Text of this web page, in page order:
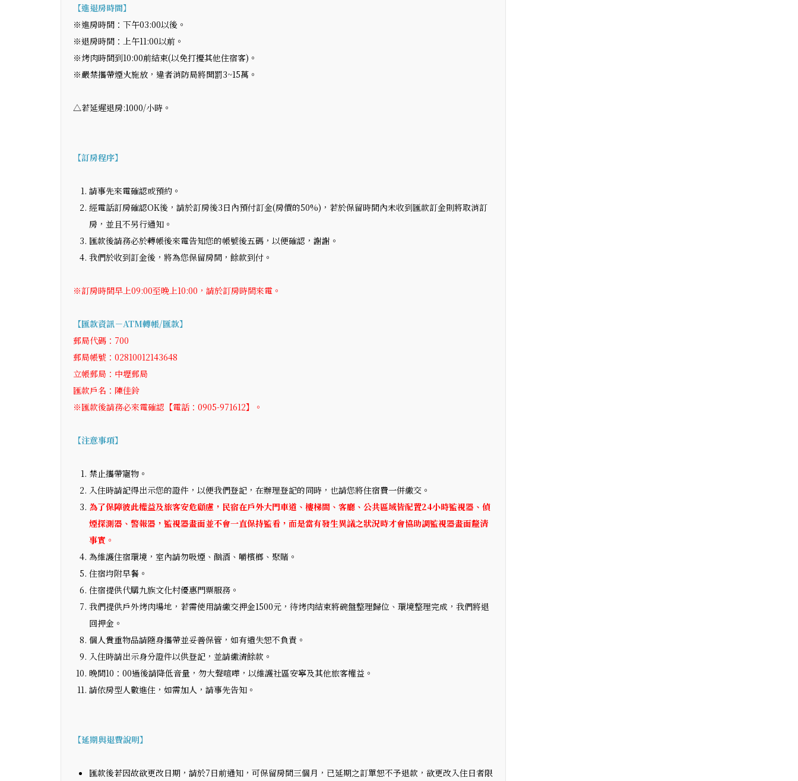
【進退房時間】
※進房時間：下午03:00以後。
※退房時間：上午11:00以前。
​※烤肉時間到10:00前結束(以免打擾其他住宿客)。
※嚴禁攜帶煙火施放，違者消防局將開罰3~15萬。
△若延遲退房:1000/小時。
【訂房程序】
請事先來電確認或預約。
經電話訂房確認OK後，請於訂房後3日內預付訂金(房價的50%)，若於保留時間內未收到匯款訂金則將取消訂
房，並且不另行通知。
匯款後請務必於轉帳後來電告知您的帳號後五碼，以便確認，謝謝。
我們於收到訂金後，將為您保留房間，餘款到付。
※訂房時間早上09:00至晚上10:00，請於訂房時間來電。
【匯款資訊－ATM轉帳/匯款】
郵局代碼：700
郵局帳號：02810012143648
立帳郵局：中壢郵局
匯款戶名：陳佳鈴
※匯款後請務必來電確認【電話：0905-971612】。
【注意事項】
禁止攜帶寵物。
入住時請記得出示您的證件，以便我們登記，在辦理登記的同時，也請您將住宿費一併繳交。
為了保障彼此權益及旅客安危顧慮，民宿在戶外大門車道、樓梯間、客廳、公共區域皆配置24小時監視器、偵
煙探測器、警報器，監視器畫面並不會一直保持監看，而是當有發生異議之狀況時才會協助調監視器畫面釐清
事實。
為維護住宿環境，室內請勿吸煙、酗酒、嚼檳榔、聚賭。
住宿均附早餐。
住宿提供代購九族文化村優惠門票服務。
我們提供戶外烤肉場地，若需使用請繳交押金1500元，待烤肉結束將碗盤整理歸位、環境整理完成，我們將退
回押金。
個人貴重物品請隨身攜帶並妥善保管，如有遺失恕不負責。
入住時請出示身分證件以供登記，並請繳清餘款。
晚間10：00過後請降低音量，勿大聲喧嘩，以維護社區安寧及其他旅客權益。
請依房型人數進住，如需加人，請事先告知。
【延期與退費說明】
匯款後若因故欲更改日期，請於7日前通知，可保留房間三個月，已延期之訂單恕不予退款，欲更改入住日者限